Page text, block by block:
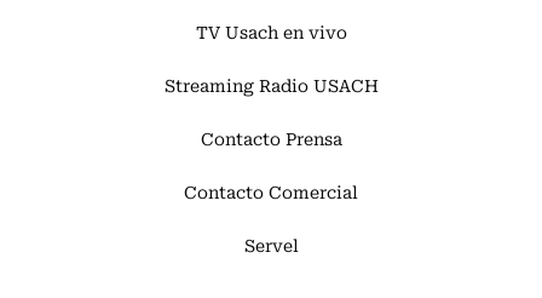
TV Usach en vivo
Streaming Radio USACH
Contacto Prensa
Contacto Comercial
Servel